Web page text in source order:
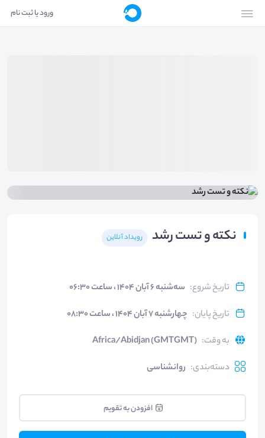
ورود یا ثبت نام
نکته و تست رشد رویداد آنلاین
تاریخ شروع: سه‌شنبه ۶ آبان ۱۴۰۴ ، ساعت ۰۶:۳۰
تاریخ پایان: چهارشنبه ۷ آبان ۱۴۰۴ ، ساعت ۰۸:۳۰
به وقت:
Africa/Abidjan (GMTGMT)
دسته‌بندی: روانشناسی
افزودن به تقویم